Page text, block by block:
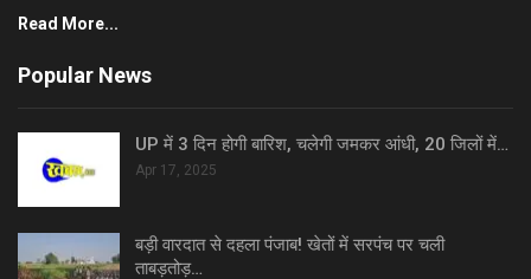
Read More...
Popular News
UP में 3 दिन होगी बारिश, चलेगी जमकर आंधी, 20 जिलों में…
Apr 17, 2025
बड़ी वारदात से दहला पंजाब! खेतों में सरपंच पर चली
ताबड़तोड़…